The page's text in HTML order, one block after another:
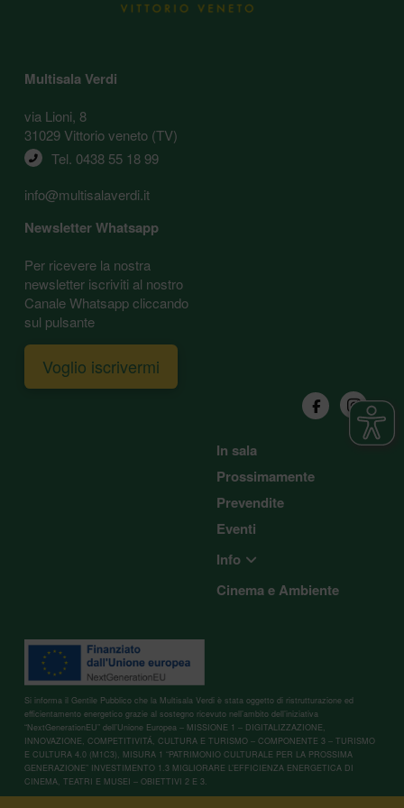
Multisala Verdi
via Lioni, 8
31029 Vittorio veneto (TV)
Tel. 0438 55 18 99
info@multisalaverdi.it
Newsletter Whatsapp
Per ricevere la nostra
newsletter iscriviti al nostro
Canale Whatsapp cliccando
sul pulsante
Voglio iscrivermi
In sala
Prossimamente
Prevendite
Eventi
Info
Cinema e Ambiente
Si informa il Gentile Pubblico che la Multisala Verdi è stata oggetto di ristrutturazione ed
efficientamento energetico grazie al sostegno ricevuto nell’ambito dell’iniziativa
“NextGenerationEU” dell’Unione Europea – MISSIONE 1 – DIGITALIZZAZIONE,
INNOVAZIONE, COMPETITIVITÁ, CULTURA E TURISMO – COMPONENTE 3 – TURISMO
E CULTURA 4.0 (M1C3), MISURA 1 “PATRIMONIO CULTURALE PER LA PROSSIMA
GENERAZIONE” INVESTIMENTO 1.3 MIGLIORARE L’EFFICIENZA ENERGETICA DI
CINEMA, TEATRI E MUSEI – OBIETTIVI 2 E 3.